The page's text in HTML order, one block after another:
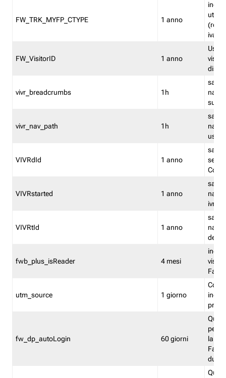
FW_TRK_MYFP_CTYPE 1 anno
iva/
FW_VisitorID 1 anno
vivr_breadcrumbs 1h
salva
su
vivr_nav_path 1h
salva
VIVRdId 1 anno
salva
Convy
VIVRstarted 1 anno
salva
ivr
VIVRtId 1 anno
salva
del
fwb_plus_isReader 4 mesi
utm_source 1 giorno
fw_dp_autoLogin 60 giorni
la